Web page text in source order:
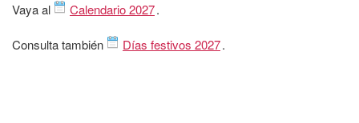
Vaya al
Calendario 2027.
Consulta también Días festivos 2027.